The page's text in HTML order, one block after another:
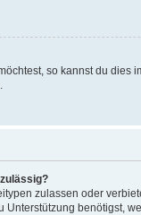
so kannst du dies
zulassen oder
benötigst,